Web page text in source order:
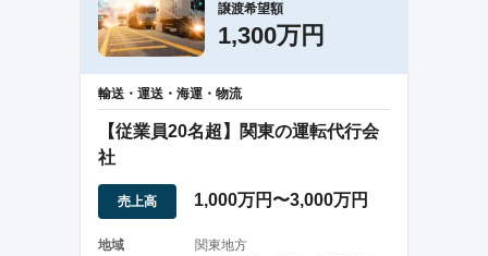
譲渡希望額
1,300万円
輸送・運送・海運・物流
【従業員20名超】関東の運転代行会
社
売上高 1,000万円〜3,000万円
地域
関東地方